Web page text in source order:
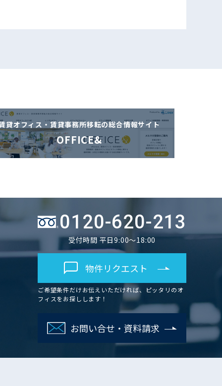
貸オフィス・賃貸事務所移転の総合情報サイト
OFFICE&
0120-620-213
受付時間 平日9:00～18:00
物件リクエスト
ご希望条件だけお伝えいただければ、ピッタリのオ
フィスをお探しします！
お問い合せ・資料請求